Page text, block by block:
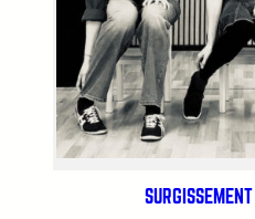
SURGISSEMENT